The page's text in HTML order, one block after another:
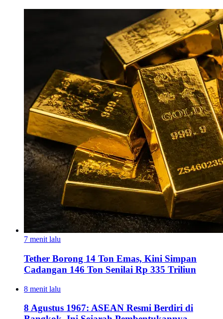
7 menit lalu
Tether Borong 14 Ton Emas, Kini Simpan
Cadangan 146 Ton Senilai Rp 335 Triliun
8 menit lalu
8 Agustus 1967: ASEAN Resmi Berdiri di